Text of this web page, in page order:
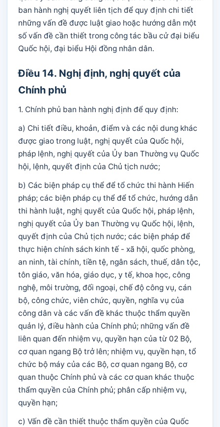
ban hành nghị quyết liên tịch để quy định chi tiết
những vấn đề được luật giao hoặc hướng dẫn một
số vấn đề cần thiết trong công tác bầu cử đại biểu
Quốc hội, đại biểu Hội đồng nhân dân.
Điều 14. Nghị định, nghị quyết của
Chính phủ
1. Chính phủ ban hành nghị định để quy định:
a) Chi tiết điều, khoản, điểm và các nội dung khác
được giao trong luật, nghị quyết của Quốc hội,
pháp lệnh, nghị quyết của Ủy ban Thường vụ Quốc
hội, lệnh, quyết định của Chủ tịch nước;
b) Các biện pháp cụ thể để tổ chức thi hành Hiến
pháp; các biện pháp cụ thể để tổ chức, hướng dẫn
thi hành luật, nghị quyết của Quốc hội, pháp lệnh,
nghị quyết của Ủy ban Thường vụ Quốc hội, lệnh,
quyết định của Chủ tịch nước; các biện pháp để
thực hiện chính sách kinh tế - xã hội, quốc phòng,
an ninh, tài chính, tiền tệ, ngân sách, thuế, dân tộc,
tôn giáo, văn hóa, giáo dục, y tế, khoa học, công
nghệ, môi trường, đối ngoại, chế độ công vụ, cán
bộ, công chức, viên chức, quyền, nghĩa vụ của
công dân và các vấn đề khác thuộc thẩm quyền
quản lý, điều hành của Chính phủ; những vấn đề
liên quan đến nhiệm vụ, quyền hạn của từ 02 Bộ,
cơ quan ngang Bộ trở lên; nhiệm vụ, quyền hạn, tổ
chức bộ máy của các Bộ, cơ quan ngang Bộ, cơ
quan thuộc Chính phủ và các cơ quan khác thuộc
thẩm quyền của Chính phủ; phân cấp nhiệm vụ,
quyền hạn;
c) Vấn đề cần thiết thuộc thẩm quyền của Quốc